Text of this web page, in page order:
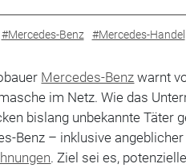
#Mercedes-Benz #Mercedes-Handel
Mercedes-Benz warnt
im Netz. Wie das
bislang unbekannte Täter
Benz – inklusive
. Ziel sei es,